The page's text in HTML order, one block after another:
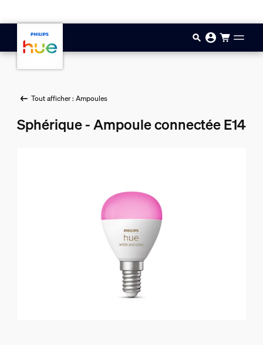
Tout afficher : Ampoules
Sphérique - Ampoule connectée E14